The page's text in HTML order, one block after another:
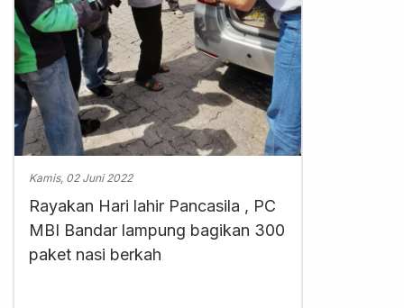
Kamis, 02 Juni 2022
Rayakan Hari lahir Pancasila , PC
MBI Bandar lampung bagikan 300
paket nasi berkah